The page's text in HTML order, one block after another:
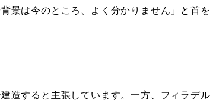
景は今のところ、よく分かりません」と首を
造すると主張しています。一方、フィラデル